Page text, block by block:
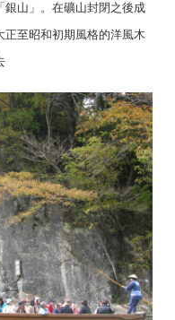
銀山」。在礦山封閉之後成
至昭和初期風格的洋風木